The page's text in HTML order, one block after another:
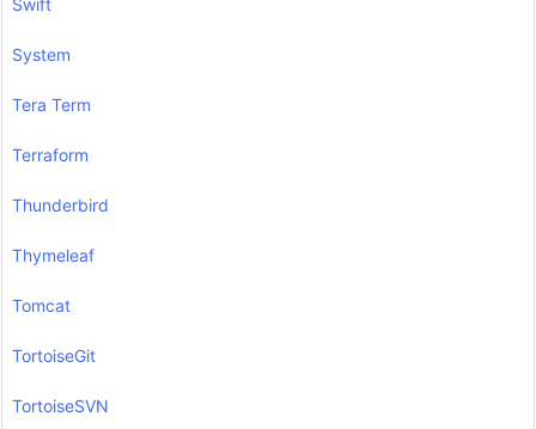
Swift
System
Tera Term
Terraform
Thunderbird
Thymeleaf
Tomcat
TortoiseGit
TortoiseSVN